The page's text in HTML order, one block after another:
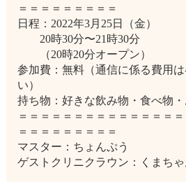
＝＝＝＝＝＝＝＝＝
日程：2022年3月25日（金）
20時30分〜21時30分
（20時20分オープン）
参加費：無料（通信に係る費用
い）
持ち物：好きな飲み物・食べ物
＝＝＝＝＝＝＝＝＝＝＝＝＝＝
＝＝＝＝＝＝＝＝＝
マスター：ちょんぷう
ゲストクリニクラウン：くまちゃ